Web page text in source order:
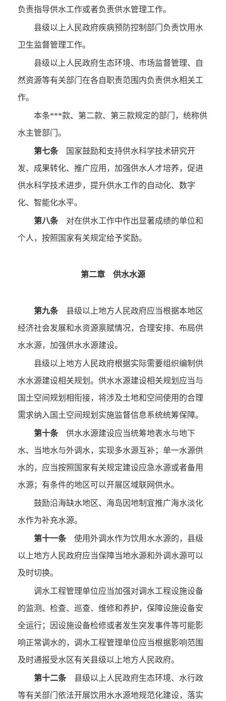
负责指导供水工作或者负责供水管理工作。
县级以上人民政府疾病预防控制部门负责饮用水
卫生监督管理工作。
县级以上人民政府生态环境、市场监督管理、自
然资源等有关部门在各自职责范围内负责供水相关工
作。
本条***款、第二款、第三款规定的部门，统称供
水主管部门。
第七条国家鼓励和支持供水科学技术研究开
发、成果转化、推广应用，加强供水人才培养，促进
供水科学技术进步，提升供水工作的自动化、数字
化、智能化水平。
第八条对在供水工作中作出显著成绩的单位和
个人，按照国家有关规定给予奖励。
第二章 供水水源
第九条县级以上地方人民政府应当根据本地区
经济社会发展和水资源禀赋情况，合理安排、布局供
水水源，加强供水水源建设。
县级以上地方人民政府根据实际需要组织编制供
水水源建设相关规划。供水水源建设相关规划应当与
国土空间规划相衔接，将涉及土地和空间使用的合理
需求纳入国土空间规划实施监督信息系统统筹保障。
第十条供水水源建设应当统筹地表水与地下
水、当地水与外调水，实现多水源互补；单一水源供
水的，应当按照国家有关规定建设应急水源或者备用
水源；有条件的地区可以开展区域联网供水。
鼓励沿海缺水地区、海岛因地制宜推广海水淡化
水作为补充水源。
第十一条使用外调水作为饮用水水源的，县级
以上地方人民政府应当保障当地水源和外调水源可以
及时切换。
调水工程管理单位应当加强对调水工程设施设备
的监测、检查、巡查、维修和养护，保障设施设备安
全运行；因设施设备检修或者发生突发事件等可能影
响正常调水的，调水工程管理单位应当根据影响范围
及时通报受水区有关县级以上地方人民政府。
第十二条 县级以上人民政府生态环境、水行政
等有关部门依法开展饮用水水源地规范化建设，落实